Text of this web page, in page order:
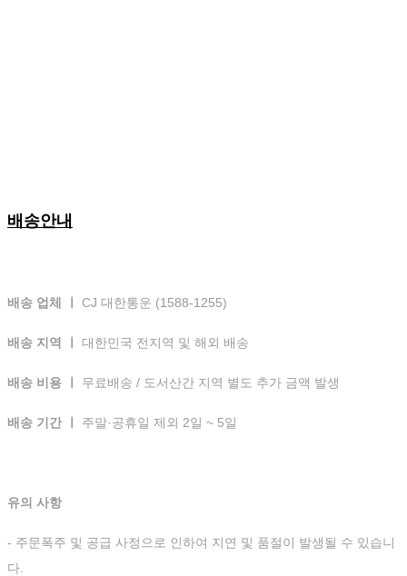
배송안내
배송 업체 ㅣ CJ 대한통운 (1588-1255)
배송 지역 ㅣ 대한민국 전지역 및 해외 배송
배송 비용 ㅣ 무료배송 / 도서산간 지역 별도 추가 금액 발생
배송 기간 ㅣ 주말·공휴일 제외 2일 ~ 5일
유의 사항
- 주문폭주 및 공급 사정으로 인하여 지연 및 품절이 발생될 수 있습니
다.